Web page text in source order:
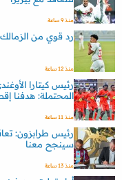
منذ 9 ساعة
رد قوي من الزمالك
منذ 12 ساعة
رئيس كيتارا
المحتملة: هدفنا
منذ 11 ساعة
رئيس طرابزون:
سينجح معنا
منذ 13 ساعة